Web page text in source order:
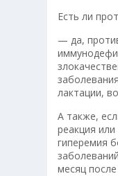
Есть ли
— да,
лактации,
А также,
реакция
гиперемия
месяц